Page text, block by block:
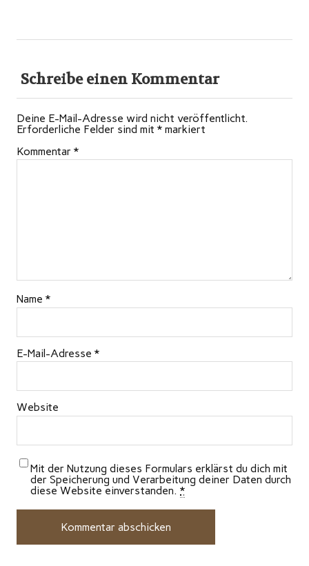
Schreibe einen Kommentar
Deine E-Mail-Adresse wird nicht veröffentlicht.
Erforderliche Felder sind mit * markiert
Kommentar *
Name *
E-Mail-Adresse *
Website
Mit der Nutzung dieses Formulars erklärst du dich mit
der Speicherung und Verarbeitung deiner Daten durch
diese Website einverstanden. *